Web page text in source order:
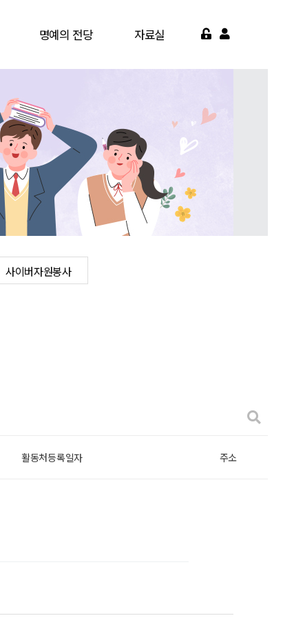
명예의 전당 자료실
자주묻는질문
사이버자원봉사
활동처등록일자 주소